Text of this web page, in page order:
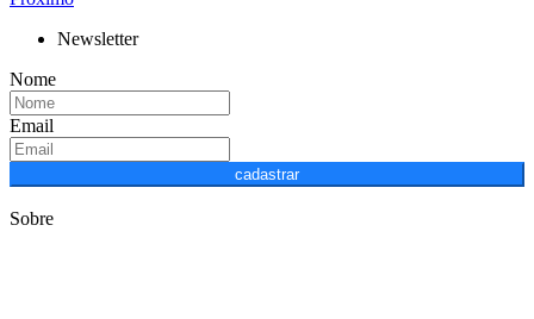
Newsletter
Nome
Email
cadastrar
Sobre